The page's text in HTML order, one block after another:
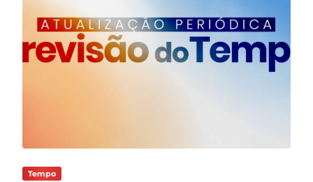
Tempo